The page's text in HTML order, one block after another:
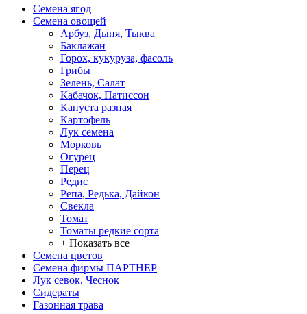
Семена ягод
Семена овощей
Арбуз, Дыня, Тыква
Баклажан
Горох, кукуруза, фасоль
Грибы
Зелень, Салат
Кабачок, Патиссон
Капуста разная
Картофель
Лук семена
Морковь
Огурец
Перец
Редис
Репа, Редька, Дайкон
Свекла
Томат
Томаты редкие сорта
+ Показать все
Семена цветов
Семена фирмы ПАРТНЕР
Лук севок, Чеснок
Сидераты
Газонная трава